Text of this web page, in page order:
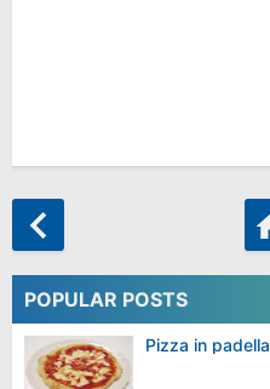
POPULAR POSTS
Pizza in padella